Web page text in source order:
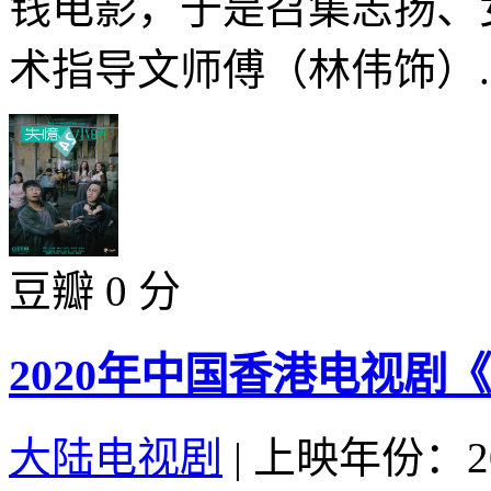
术指导文师傅（林伟饰
豆瓣 0 分
2020年中国香港电视剧
大陆电视剧 |
上映年份：